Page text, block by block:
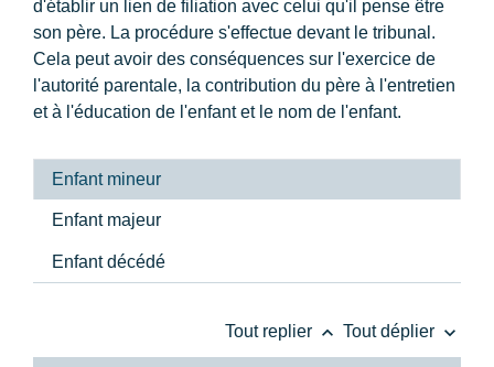
d'établir un lien de filiation avec celui qu'il pense être
son père. La procédure s'effectue devant le tribunal.
Cela peut avoir des conséquences sur l'exercice de
l'autorité parentale, la contribution du père à l'entretien
et à l'éducation de l'enfant et le nom de l'enfant.
Enfant mineur
Enfant majeur
Enfant décédé
Tout replier keyboard_arrow_up Tout déplier keyboard_arrow_down